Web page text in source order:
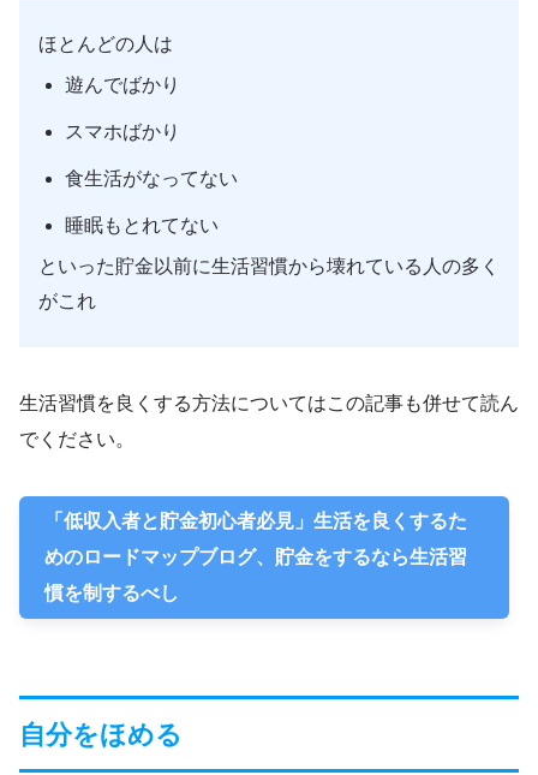
ほとんどの人は
遊んでばかり
スマホばかり
食生活がなってない
睡眠もとれてない
といった貯金以前に生活習慣から壊れている人の多く
がこれ
生活習慣を良くする方法についてはこの記事も併せて読ん
でください。
「低収入者と貯金初心者必見」生活を良くするた
めのロードマップブログ、貯金をするなら生活習
慣を制するべし
自分をほめる